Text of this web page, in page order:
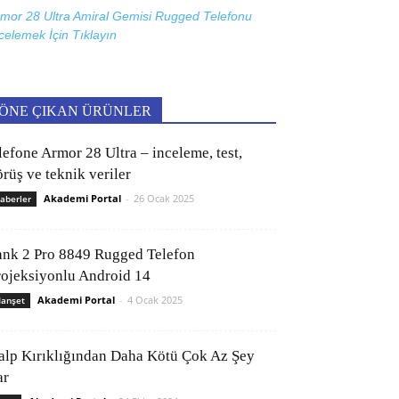
28 Ultra Amiral Gemisi Rugged Telefonu
İçin Tıklayın
ÇIKAN ÜRÜNLER
Armor 28 Ultra – inceleme, test,
ve teknik veriler
Akademi Portal - 26 Ocak 2025
2 Pro 8849 Rugged Telefon
Android 14
Akademi Portal - 4 Ocak 2025
Kırıklığından Daha Kötü Çok Az Şey